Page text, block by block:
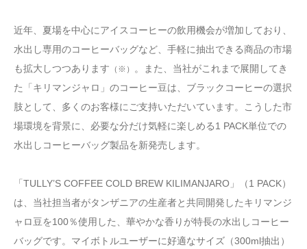
近年、夏場を中心にアイスコーヒーの飲用機会が増加しており、
水出し専用のコーヒーバッグなど、手軽に抽出できる商品の市場
も拡大しつつあります （※）
。また、当社がこれまで展開してき
た「キリマンジャロ」のコーヒー豆は、ブラックコーヒーの選択
肢として、多くのお客様にご支持いただいています。こうした市
場環境を背景に、必要な分だけ気軽に楽しめる1 PACK単位での
水出しコーヒーバッグ製品を新発売します。
「TULLY’S COFFEE COLD BREW KILIMANJARO」（1 PACK）
は、当社担当者がタンザニアの生産者と共同開発したキリマンジ
ャロ豆を100％使用した、華やかな香りが特長の水出しコーヒー
バッグです。マイボトルユーザーに好適なサイズ（300ml抽出）